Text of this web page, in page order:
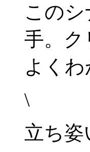
この
手。ク
よくわ
\
立ち